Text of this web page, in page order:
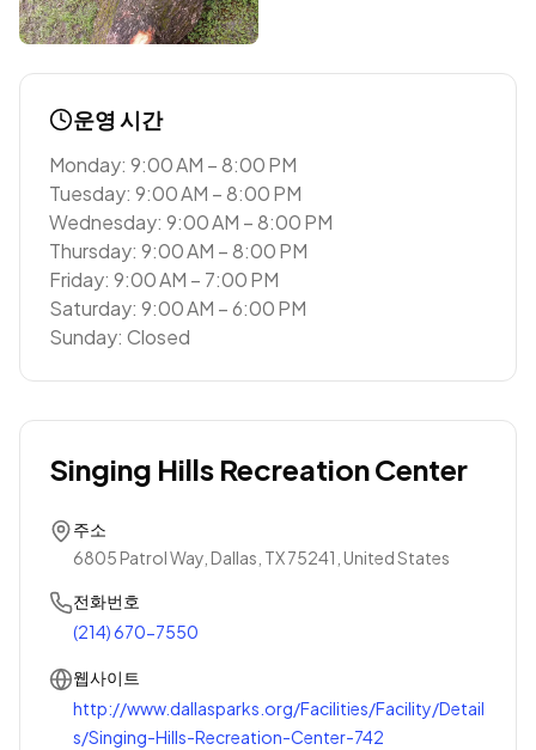
운영 시간
Monday: 9:00 AM – 8:00 PM
Tuesday: 9:00 AM – 8:00 PM
Wednesday: 9:00 AM – 8:00 PM
Thursday: 9:00 AM – 8:00 PM
Friday: 9:00 AM – 7:00 PM
Saturday: 9:00 AM – 6:00 PM
Sunday: Closed
Singing Hills Recreation Center
주소
6805 Patrol Way, Dallas, TX 75241, United States
전화번호
(214) 670-7550
웹사이트
http://www.dallasparks.org/Facilities/Facility/Detail
s/Singing-Hills-Recreation-Center-742